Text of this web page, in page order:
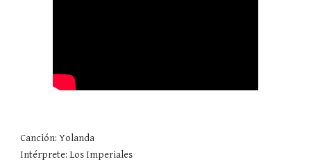
Canción: Yolanda
Intérprete: Los Imperiales